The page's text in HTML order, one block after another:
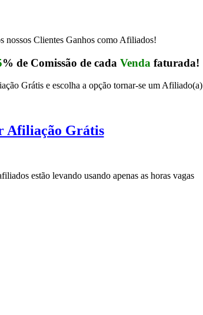
nossos Clientes Ganhos como Afiliados!
% de Comissão de cada Venda faturada!
Grátis e escolha a opção tornar-se um Afiliado(a)
Afiliação Grátis
estão levando usando apenas as horas vagas